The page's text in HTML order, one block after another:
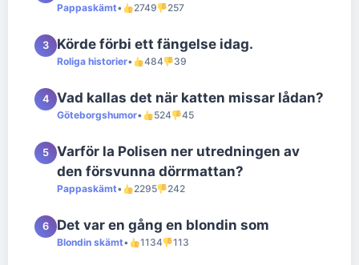
Pappaskämt• 2749 257
3 Körde förbi ett fängelse idag.
Roliga historier• 484 39
4 Vad kallas det när katten missar lådan?
Göteborgshumor• 524 45
5
Varför la Polisen ner utredningen av
den försvunna dörrmattan?
Pappaskämt• 2295 242
6 Det var en gång en blondin som
Blondin skämt• 1134 113